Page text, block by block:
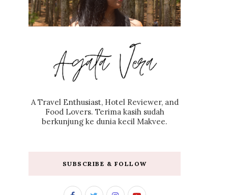
A Travel Enthusiast, Hotel Reviewer, and
Food Lovers. Terima kasih sudah
berkunjung ke dunia kecil Makvee.
SUBSCRIBE & FOLLOW